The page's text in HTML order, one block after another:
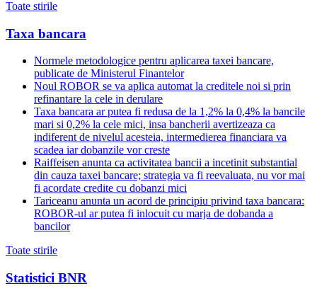
Toate stirile
Taxa bancara
Normele metodologice pentru aplicarea taxei bancare,
publicate de Ministerul Finantelor
Noul ROBOR se va aplica automat la creditele noi si prin
refinantare la cele in derulare
Taxa bancara ar putea fi redusa de la 1,2% la 0,4% la bancile
mari si 0,2% la cele mici, insa bancherii avertizeaza ca
indiferent de nivelul acesteia, intermedierea financiara va
scadea iar dobanzile vor creste
Raiffeisen anunta ca activitatea bancii a incetinit substantial
din cauza taxei bancare; strategia va fi reevaluata, nu vor mai
fi acordate credite cu dobanzi mici
Tariceanu anunta un acord de principiu privind taxa bancara:
ROBOR-ul ar putea fi inlocuit cu marja de dobanda a
bancilor
Toate stirile
Statistici BNR